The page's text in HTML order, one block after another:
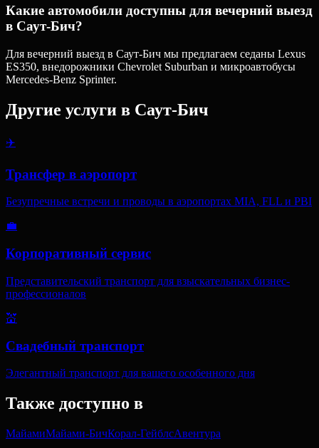
Какие автомобили доступны для вечерний выезд
в Саут-Бич?
Для вечерний выезд в Саут-Бич мы предлагаем седаны Lexus
ES350, внедорожники Chevrolet Suburban и микроавтобусы
Mercedes-Benz Sprinter.
Другие услуги в Саут-Бич
✈️
Трансфер в аэропорт
Безупречные встречи и проводы в аэропортах MIA, FLL и PBI
💼
Корпоративный сервис
Представительский транспорт для взыскательных бизнес-
профессионалов
💒
Свадебный транспорт
Элегантный транспорт для вашего особенного дня
Также доступно в
МайамиМайами-БичКорал-ГейблсАвентура